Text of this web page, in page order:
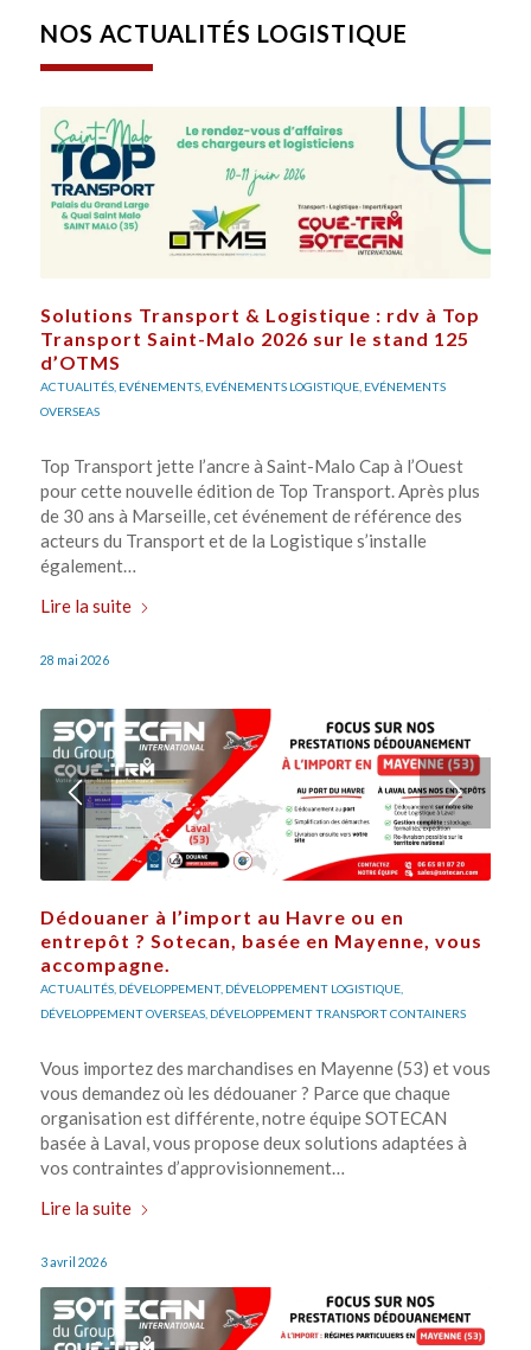
NOS ACTUALITÉS LOGISTIQUE
Solutions Transport & Logistique : rdv à Top
Transport Saint-Malo 2026 sur le stand 125
d’OTMS
ACTUALITÉS, EVÉNEMENTS, EVÉNEMENTS LOGISTIQUE, EVÉNEMENTS
OVERSEAS
Top Transport jette l’ancre à Saint-Malo Cap à l’Ouest
pour cette nouvelle édition de Top Transport. Après plus
de 30 ans à Marseille, cet événement de référence des
acteurs du Transport et de la Logistique s’installe
également…
Lire la suite
28 mai 2026
Dédouaner à l’import au Havre ou en
entrepôt ? Sotecan, basée en Mayenne, vous
accompagne.
ACTUALITÉS, DÉVELOPPEMENT, DÉVELOPPEMENT LOGISTIQUE,
DÉVELOPPEMENT OVERSEAS, DÉVELOPPEMENT TRANSPORT CONTAINERS
Vous importez des marchandises en Mayenne (53) et vous
vous demandez où les dédouaner ? Parce que chaque
organisation est différente, notre équipe SOTECAN
basée à Laval, vous propose deux solutions adaptées à
vos contraintes d’approvisionnement…
Lire la suite
3 avril 2026